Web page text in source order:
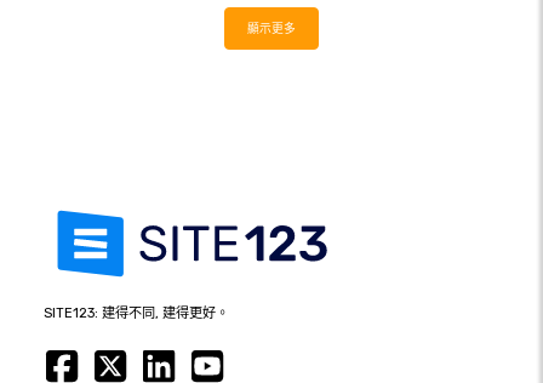
顯示更多
SITE123: 建得不同, 建得更好。